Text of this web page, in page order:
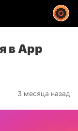
в App
3 месяца назад